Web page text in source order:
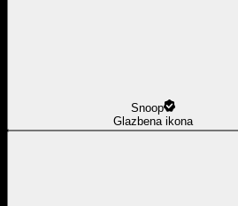
Snoop
Glazbena ikona